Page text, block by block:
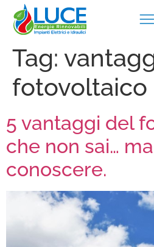
Tag:
fotovoltaico
5 vantaggi del
che non sai…
conoscere.